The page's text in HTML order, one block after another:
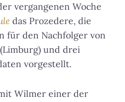
vergangenen Woche
das Prozedere, die
für den Nachfolger von
und drei
vorgestellt.
Wilmer einer der